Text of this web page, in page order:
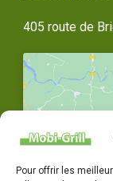
Pour offrir les
405 route de